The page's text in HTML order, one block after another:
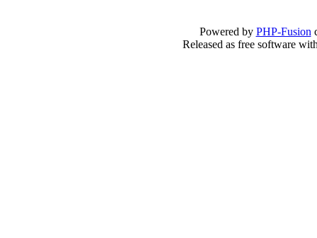
Powered by PHP-Fusion
Released as free software